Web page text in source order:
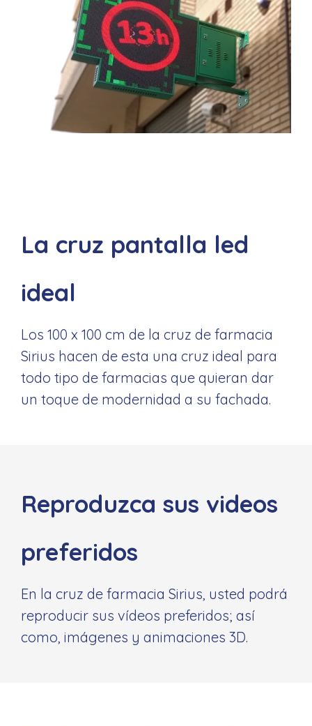
La cruz pantalla led
ideal
Los 100 x 100 cm de la cruz de farmacia
Sirius hacen de esta una cruz ideal para
todo tipo de farmacias que quieran dar
un toque de modernidad a su fachada.
Reproduzca sus videos
preferidos
En la cruz de farmacia Sirius, usted podrá
reproducir sus vídeos preferidos; así
como, imágenes y animaciones 3D.